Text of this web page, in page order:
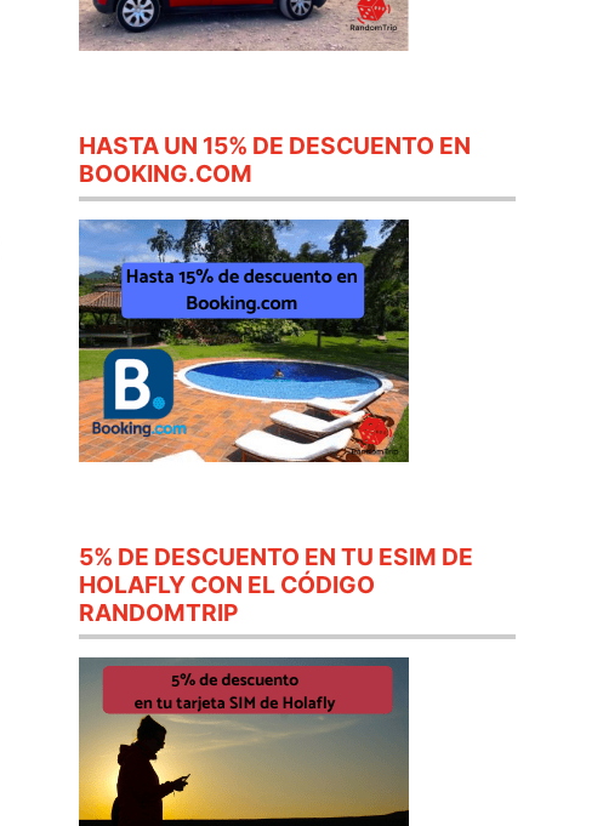
HASTA UN 15% DE DESCUENTO EN
BOOKING.COM
5% DE DESCUENTO EN TU ESIM DE
HOLAFLY CON EL CÓDIGO
RANDOMTRIP